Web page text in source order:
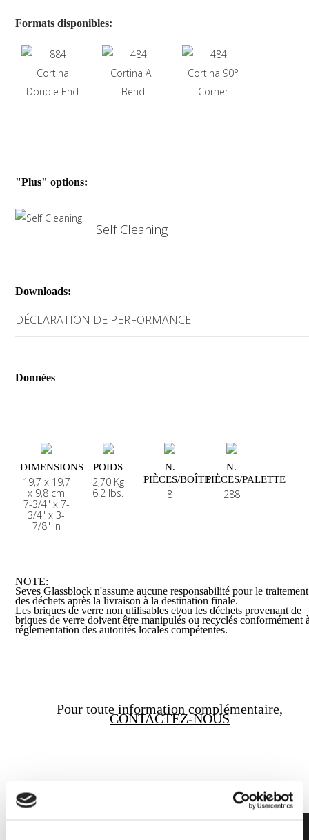
Formats disponibles:
"Plus" options:
Self Cleaning
Downloads:
DÉCLARATION DE PERFORMANCE
Données
DIMENSIONS
19,7 x 19,7
x 9,8 cm
7-3/4" x 7-
3/4" x 3-
7/8" in
POIDS
2,70 Kg
6.2 lbs.
N.
PIÈCES/BOÎTE
8
N.
PIÈCES/PALETTE
288
NOTE:
Seves Glassblock n'assume aucune responsabilité pour le traitement
des déchets après la livraison à la destination finale.
Les briques de verre non utilisables et/ou les déchets provenant de
briques de verre doivent être manipulés ou recyclés conformément
réglementation des autorités locales compétentes.
Pour toute information complémentaire,
CONTACTEZ-NOUS